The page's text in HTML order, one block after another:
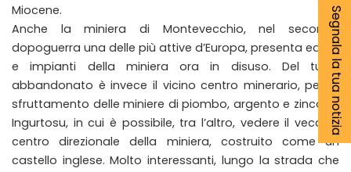
Miocene.
Anche la miniera di Montevecchio, nel secondo
dopoguerra una delle più attive d’Europa, presenta edifici
e impianti della miniera ora in disuso. Del tutto
abbandonato è invece il vicino centro minerario, per lo
sfruttamento delle miniere di piombo, argento e zinco, di
Ingurtosu, in cui è possibile, tra l’altro, vedere il vecchio
centro direzionale della miniera, costruito come un
castello inglese. Molto interessanti, lungo la strada che
Segnala la tua notizia